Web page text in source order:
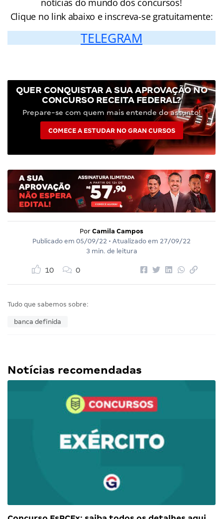
notícias do mundo dos concursos!
Clique no link abaixo e inscreva-se gratuitamente:
TELEGRAM
QUER CONQUISTAR A SUA APROVAÇÃO NO
CONCURSO RECEITA FEDERAL?
Prepare-se com quem mais entende do assunto!
COMECE A ESTUDAR NO GRAN CURSOS
Por Camila Campos
Publicado em 05/09/22 • Atualizado em 27/09/22
3 min. de leitura
10 0
Tudo que sabemos sobre:
banca definida
Notícias recomendadas